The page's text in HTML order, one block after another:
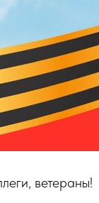
ветераны!